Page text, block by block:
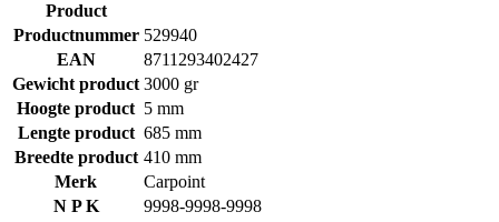
Product
Productnummer 529940
EAN
8711293402427
Gewicht product 3000 gr
Hoogte product 5 mm
Lengte product 685 mm
Breedte product 410 mm
Merk
Carpoint
N P K
9998-9998-9998